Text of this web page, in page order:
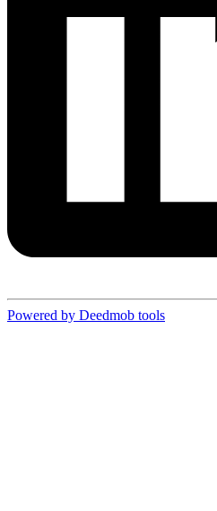
Powered by Deedmob tools